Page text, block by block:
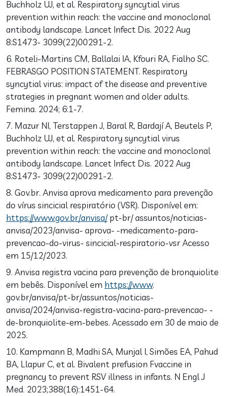
Buchholz UJ, et al. Respiratory syncytial virus
prevention within reach: the vaccine and monoclonal
antibody landscape. Lancet Infect Dis. 2022 Aug
8:S1473- 3099(22)00291-2.
6. Roteli-Martins CM, Ballalai IA, Kfouri RA, Fialho SC.
FEBRASGO POSITION STATEMENT. Respiratory
syncytial virus: impact of the disease and preventive
strategies in pregnant women and older adults.
Femina. 2024; 6:1-7.
7. Mazur NI, Terstappen J, Baral R, Bardají A, Beutels P,
Buchholz UJ, et al. Respiratory syncytial virus
prevention within reach: the vaccine and monoclonal
antibody landscape. Lancet Infect Dis. 2022 Aug
8:S1473- 3099(22)00291-2.
8. Gov.br. Anvisa aprova medicamento para prevenção
do vírus sincicial respiratório (VSR). Disponível em:
https://www.gov.br/anvisa/pt-br/ assuntos/noticias-
anvisa/2023/anvisa- aprova- -medicamento-para-
prevencao-do-virus- sincicial-respiratorio-vsr Acesso
em 15/12/2023.
9. Anvisa registra vacina para prevenção de bronquiolite
em bebês. Disponível em https://www.
gov.br/anvisa/pt-br/assuntos/noticias-
anvisa/2024/anvisa-registra-vacina-para-prevencao- -
de-bronquiolite-em-bebes. Acessado em 30 de maio de
2025.
10. Kampmann B, Madhi SA, Munjal I, Simões EA, Pahud
BA, Llapur C, et al. Bivalent prefusion Fvaccine in
pregnancy to prevent RSV illness in infants. N Engl J
Med. 2023;388(16):1451-64.